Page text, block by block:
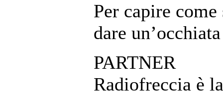
Per capire
dare
PARTNER
Radiofreccia è